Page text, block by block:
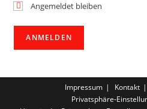
Angemeldet bleiben
Impressum Kontakt
Privatsphäre-